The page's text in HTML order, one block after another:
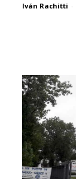
Iván Rachitti -